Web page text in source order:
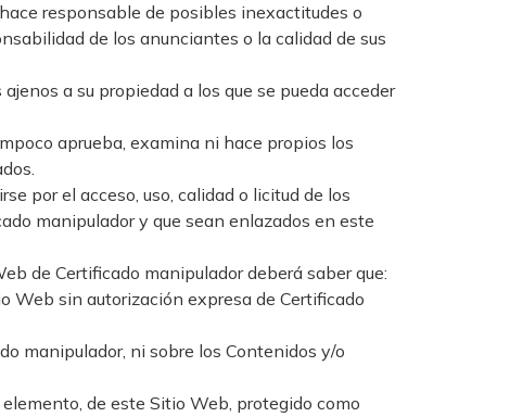
responsable de posibles inexactitudes o
de los anunciantes o la calidad de sus
a su propiedad a los que se pueda acceder
aprueba, examina ni hace propios los
por el acceso, uso, calidad o licitud de los
manipulador y que sean enlazados en este
de Certificado manipulador deberá saber que:
sin autorización expresa de Certificado
manipulador, ni sobre los Contenidos y/o
de este Sitio Web, protegido como